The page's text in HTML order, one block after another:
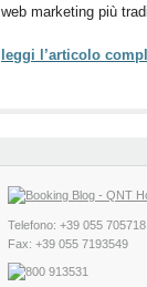
web marketing più
leggi l’articolo
Telefono: +39 055 705718
Fax: +39 055 7193549